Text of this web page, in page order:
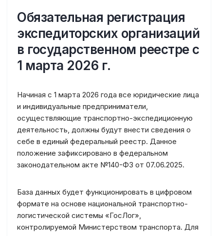
Обязательная регистрация
экспедиторских организаций
в государственном реестре с
1 марта 2026 г.
Начиная с 1 марта 2026 года все юридические лица
и индивидуальные предприниматели,
осуществляющие транспортно-экспедиционную
деятельность, должны будут внести сведения о
себе в единый федеральный реестр. Данное
положение зафиксировано в федеральном
законодательном акте №140-ФЗ от 07.06.2025.
База данных будет функционировать в цифровом
формате на основе национальной транспортно-
логистической системы «ГосЛог»,
контролируемой Министерством транспорта. Для